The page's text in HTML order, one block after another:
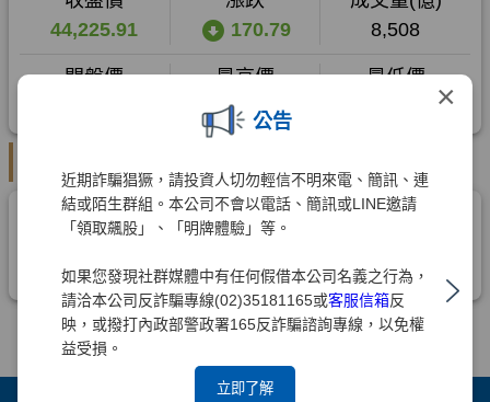
×
公告
近期詐騙猖獗，請投資人切勿輕信不明來電、簡訊、連
結或陌生群組。本公司不會以電話、簡訊或LINE邀請
「領取飆股」、「明牌體驗」等。
如果您發現社群媒體中有任何假借本公司名義之行為，
請洽本公司反詐騙專線(02)35181165或客服信箱反
映，或撥打內政部警政署165反詐騙諮詢專線，以免權
益受損。
立即了解